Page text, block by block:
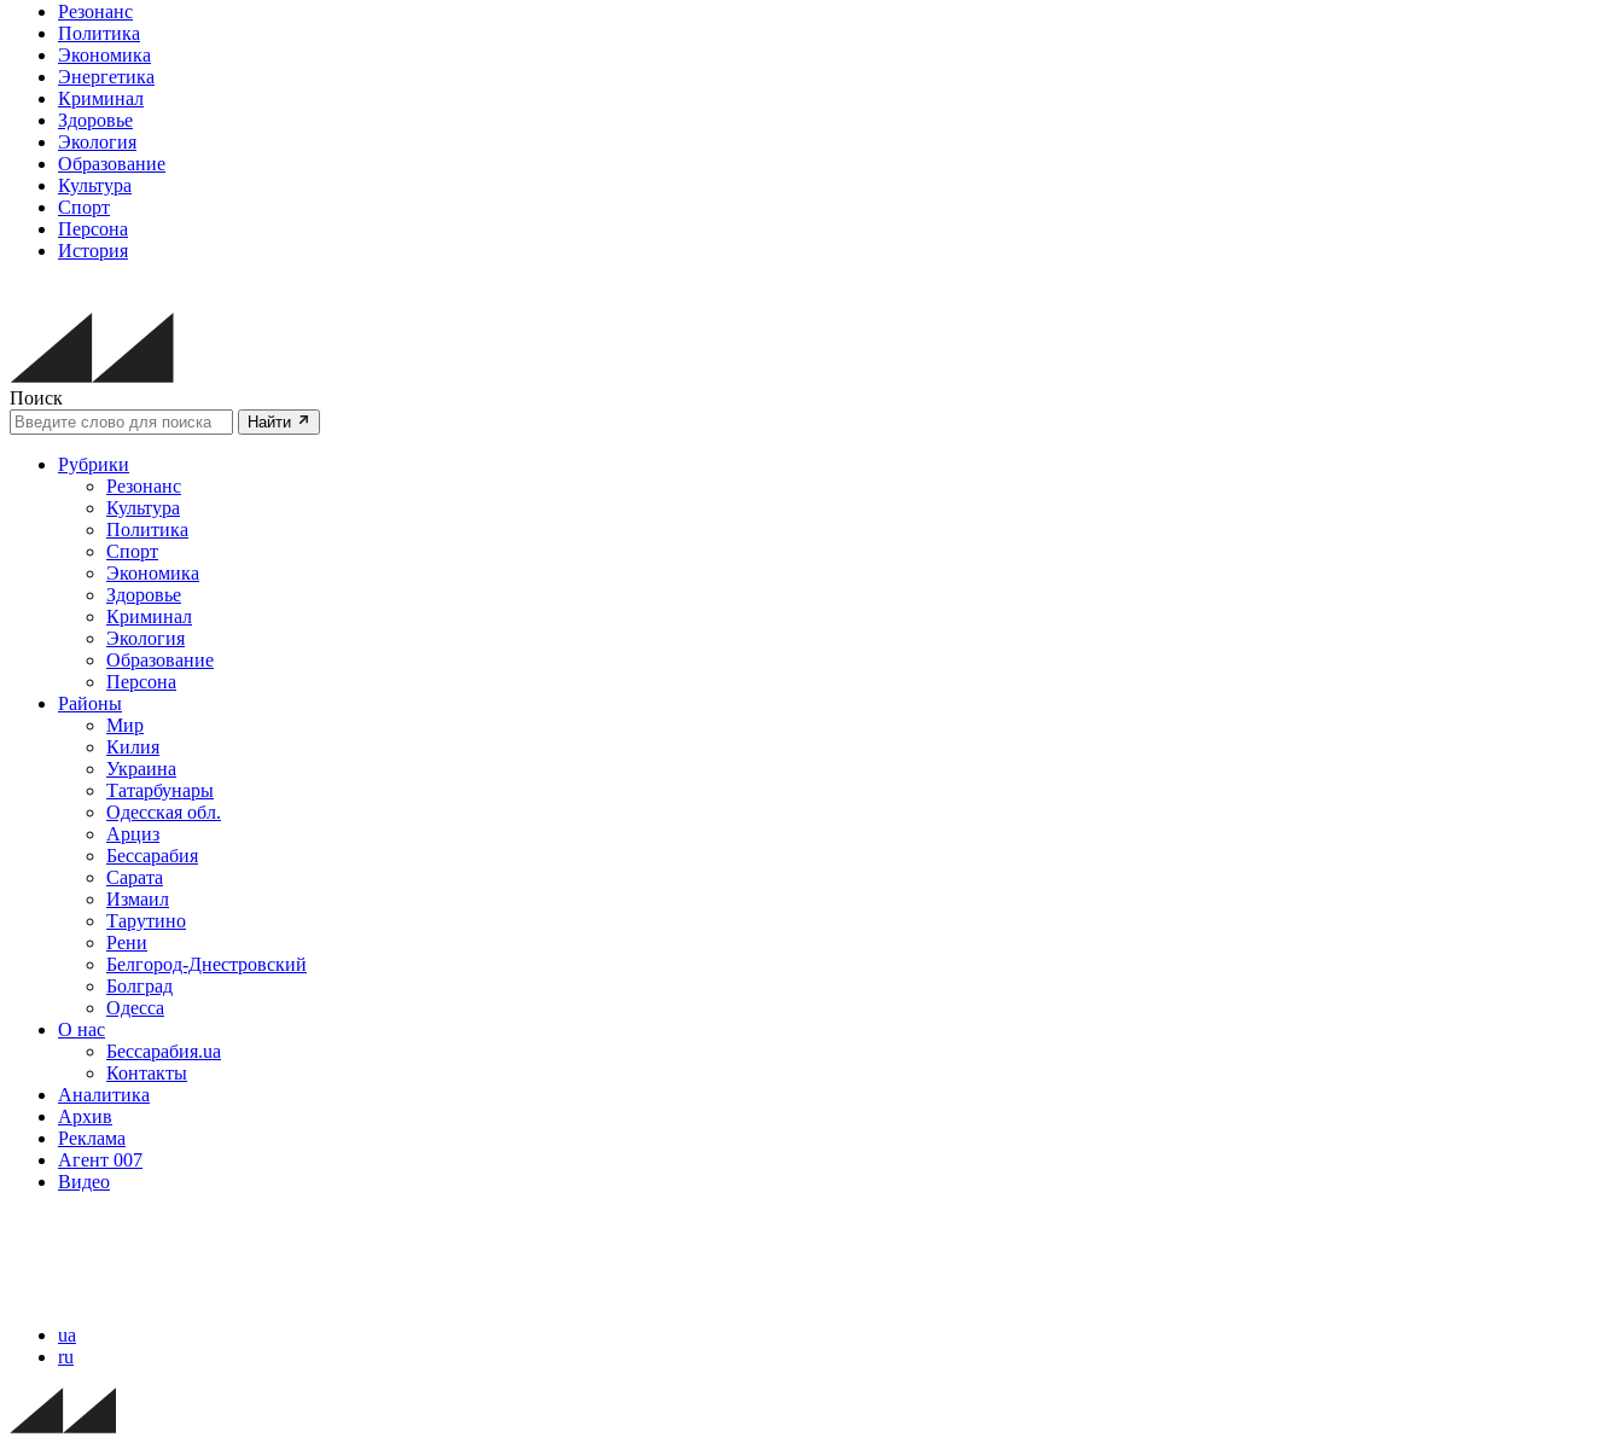
Резонанс
Политика
Экономика
Энергетика
Криминал
Здоровье
Экология
Образование
Культура
Спорт
Персона
История
Поиск
Найти
Рубрики
Резонанс
Культура
Политика
Спорт
Экономика
Здоровье
Криминал
Экология
Образование
Персона
Районы
Мир
Килия
Украина
Татарбунары
Одесская обл.
Арциз
Бессарабия
Сарата
Измаил
Тарутино
Рени
Белгород-Днестровский
Болград
Одесса
О нас
Бессарабия.ua
Контакты
Аналитика
Архив
Реклама
Агент 007
Видео
ua
ru